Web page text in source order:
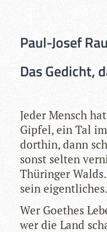
Paul-Josef
Das Gedicht,
Jeder Mensch
Gip­fel, ein Tal
dort­hin, dann
sonst sel­ten
Thü­rin­ger
sein eigentliches.
Wer Goe­thes
wer die Land